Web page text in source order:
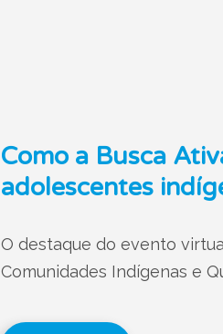
Como a Busca
adolescentes
O destaque do evento
Comunidades Indígenas e